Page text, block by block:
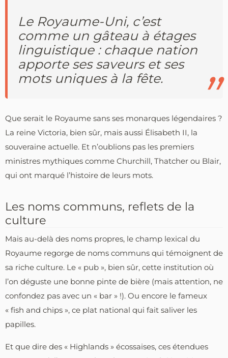
Le Royaume-Uni, c’est
comme un gâteau à étages
linguistique : chaque nation
apporte ses saveurs et ses
mots uniques à la fête.
Que serait le Royaume sans ses monarques légendaires ?
La reine Victoria, bien sûr, mais aussi Élisabeth II, la
souveraine actuelle. Et n’oublions pas les premiers
ministres mythiques comme Churchill, Thatcher ou Blair,
qui ont marqué l’histoire de leurs mots.
Les noms communs, reflets de la
culture
Mais au-delà des noms propres, le champ lexical du
Royaume regorge de noms communs qui témoignent de
sa riche culture. Le « pub », bien sûr, cette institution où
l’on déguste une bonne pinte de bière (mais attention, ne
confondez pas avec un « bar » !). Ou encore le fameux
« fish and chips », ce plat national qui fait saliver les
papilles.
Et que dire des « Highlands » écossaises, ces étendues